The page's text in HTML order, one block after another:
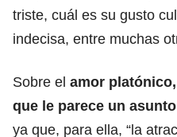
triste, cuál es su gusto
indecisa, entre muchas
Sobre el amor
que le parece un
ya que, para ella, “la